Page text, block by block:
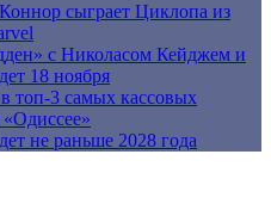
сыграет Циклопа из
с Николасом Кейджем и
18 ноября
топ-3 самых кассовых
не раньше 2028 года